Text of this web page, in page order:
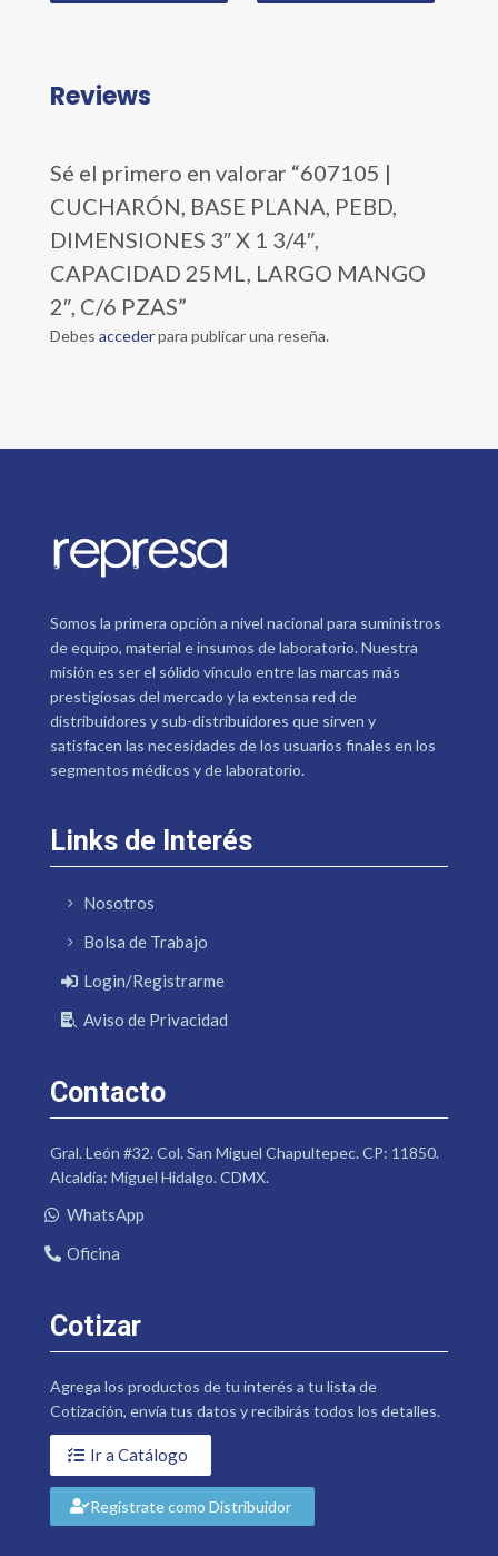
Reviews
Sé el primero en valorar “607105 |
CUCHARÓN, BASE PLANA, PEBD,
DIMENSIONES 3″ X 1 3/4″,
CAPACIDAD 25ML, LARGO MANGO
2″, C/6 PZAS”
Debes accederpara publicar una reseña.
Somos la primera opción a nivel nacional para suministros
de equipo, material e insumos de laboratorio. Nuestra
misión es ser el sólido vínculo entre las marcas más
prestigiosas del mercado y la extensa red de
distribuidores y sub-distribuidores que sirven y
satisfacen las necesidades de los usuarios finales en los
segmentos médicos y de laboratorio.
Links de Interés
Nosotros
Bolsa de Trabajo
Login/Registrarme
Aviso de Privacidad
Contacto
Gral. León #32. Col. San Miguel Chapultepec. CP: 11850.
Alcaldía: Miguel Hidalgo. CDMX.
WhatsApp
Oficina
Cotizar
Agrega los productos de tu interés a tu lista de
Cotización, envía tus datos y recibirás todos los detalles.
Ir a Catálogo
Regístrate como Distribuidor